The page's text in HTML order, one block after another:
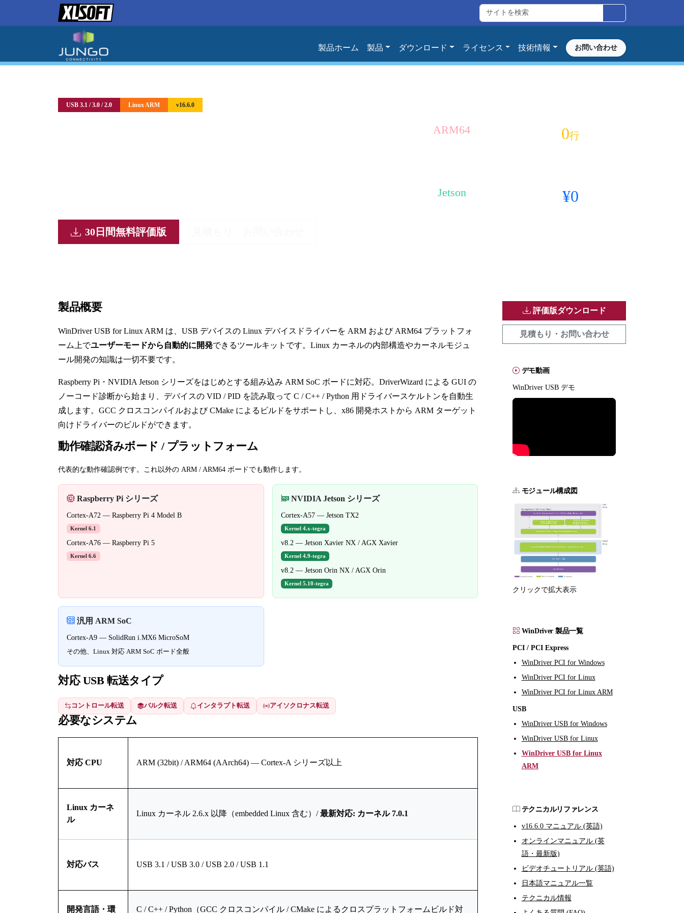
製品ホーム 製品 ダウンロード ライセンス 技術情報 お問い合わせ
USB 3.1 / 3.0 / 2.0 Linux ARM v16.6.0
30日間無料評価版
ARM64 0行
Jetson ¥0
製品概要
WinDriver USB for Linux ARM は、USB デバイスの Linux デバイスドライバーを ARM および ARM64 プラットフォ
ーム上でユーザーモードから自動的に開発できるツールキットです。Linux カーネルの内部構造やカーネルモジュ
ール開発の知識は一切不要です。
Raspberry Pi・NVIDIA Jetson シリーズをはじめとする組み込み ARM SoC ボードに対応。DriverWizard による GUI の
ノーコード診断から始まり、デバイスの VID / PID を読み取って C / C++ / Python 用ドライバースケルトンを自動生
成します。GCC クロスコンパイルおよび CMake によるビルドをサポートし、x86 開発ホストから ARM ターゲット
向けドライバーのビルドができます。
動作確認済みボード / プラットフォーム
代表的な動作確認例です。これ以外の ARM / ARM64 ボードでも動作します。
Raspberry Pi シリーズ
Cortex-A72 — Raspberry Pi 4 Model B
Kernel 6.1
Cortex-A76 — Raspberry Pi 5
Kernel 6.6
NVIDIA Jetson シリーズ
Cortex-A57 — Jetson TX2
Kernel 4.x-tegra
v8.2 — Jetson Xavier NX / AGX Xavier
Kernel 4.9-tegra
v8.2 — Jetson Orin NX / AGX Orin
Kernel 5.10-tegra
汎用 ARM SoC
Cortex-A9 — SolidRun i.MX6 MicroSoM
その他、Linux 対応 ARM SoC ボード全般
対応 USB 転送タイプ
コントロール転送 バルク転送 インタラプト転送 アイソクロナス転送
必要なシステム
対応 CPU ARM (32bit) / ARM64 (AArch64) — Cortex-A シリーズ以上
Linux カーネ
ル
Linux カーネル 2.6.x 以降（embedded Linux 含む）/最新対応: カーネル 7.0.1
対応バス USB 3.1 / USB 3.0 / USB 2.0 / USB 1.1
開発言語・環
C / C++ / Python（GCC クロスコンパイル / CMake によるクロスプラットフォームビルド対
評価版ダウンロード
見積もり・お問い合わせ
デモ動画
WinDriver USB デモ
モジュール構成図
クリックで拡大表示
WinDriver 製品一覧
PCI / PCI Express
WinDriver PCI for Windows
WinDriver PCI for Linux
WinDriver PCI for Linux ARM
USB
WinDriver USB for Windows
WinDriver USB for Linux
WinDriver USB for Linux
ARM
テクニカルリファレンス
v16.6.0 マニュアル (英語)
オンラインマニュアル (英
語・最新版)
ビデオチュートリアル (英語)
日本語マニュアル一覧
テクニカル情報